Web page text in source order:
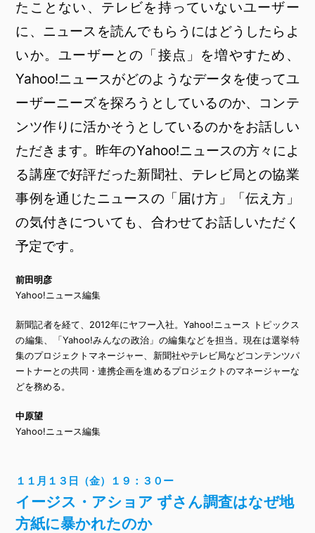
たことない、テレビを持っていないユーザー
に、ニュースを読んでもらうにはどうしたらよ
いか。ユーザーとの「接点」を増やすため、
Yahoo!ニュースがどのようなデータを使ってユ
ーザーニーズを探ろうとしているのか、コンテ
ンツ作りに活かそうとしているのかをお話しい
ただきます。昨年のYahoo!ニュースの方々によ
る講座で好評だった新聞社、テレビ局との協業
事例を通じたニュースの「届け方」「伝え方」
の気付きについても、合わせてお話しいただく
予定です。
前田明彦
Yahoo!ニュース編集
新聞記者を経て、2012年にヤフー入社。Yahoo!ニュース トピックス
の編集、「Yahoo!みんなの政治」の編集などを担当。現在は選挙特
集のプロジェクトマネージャー、新聞社やテレビ局などコンテンツパ
ートナーとの共同・連携企画を進めるプロジェクトのマネージャーな
どを務める。
中原望
Yahoo!ニュース編集
１１月１３日（金）１９：３０ー
イージス・アショア ずさん調査はなぜ地
方紙に暴かれたのか